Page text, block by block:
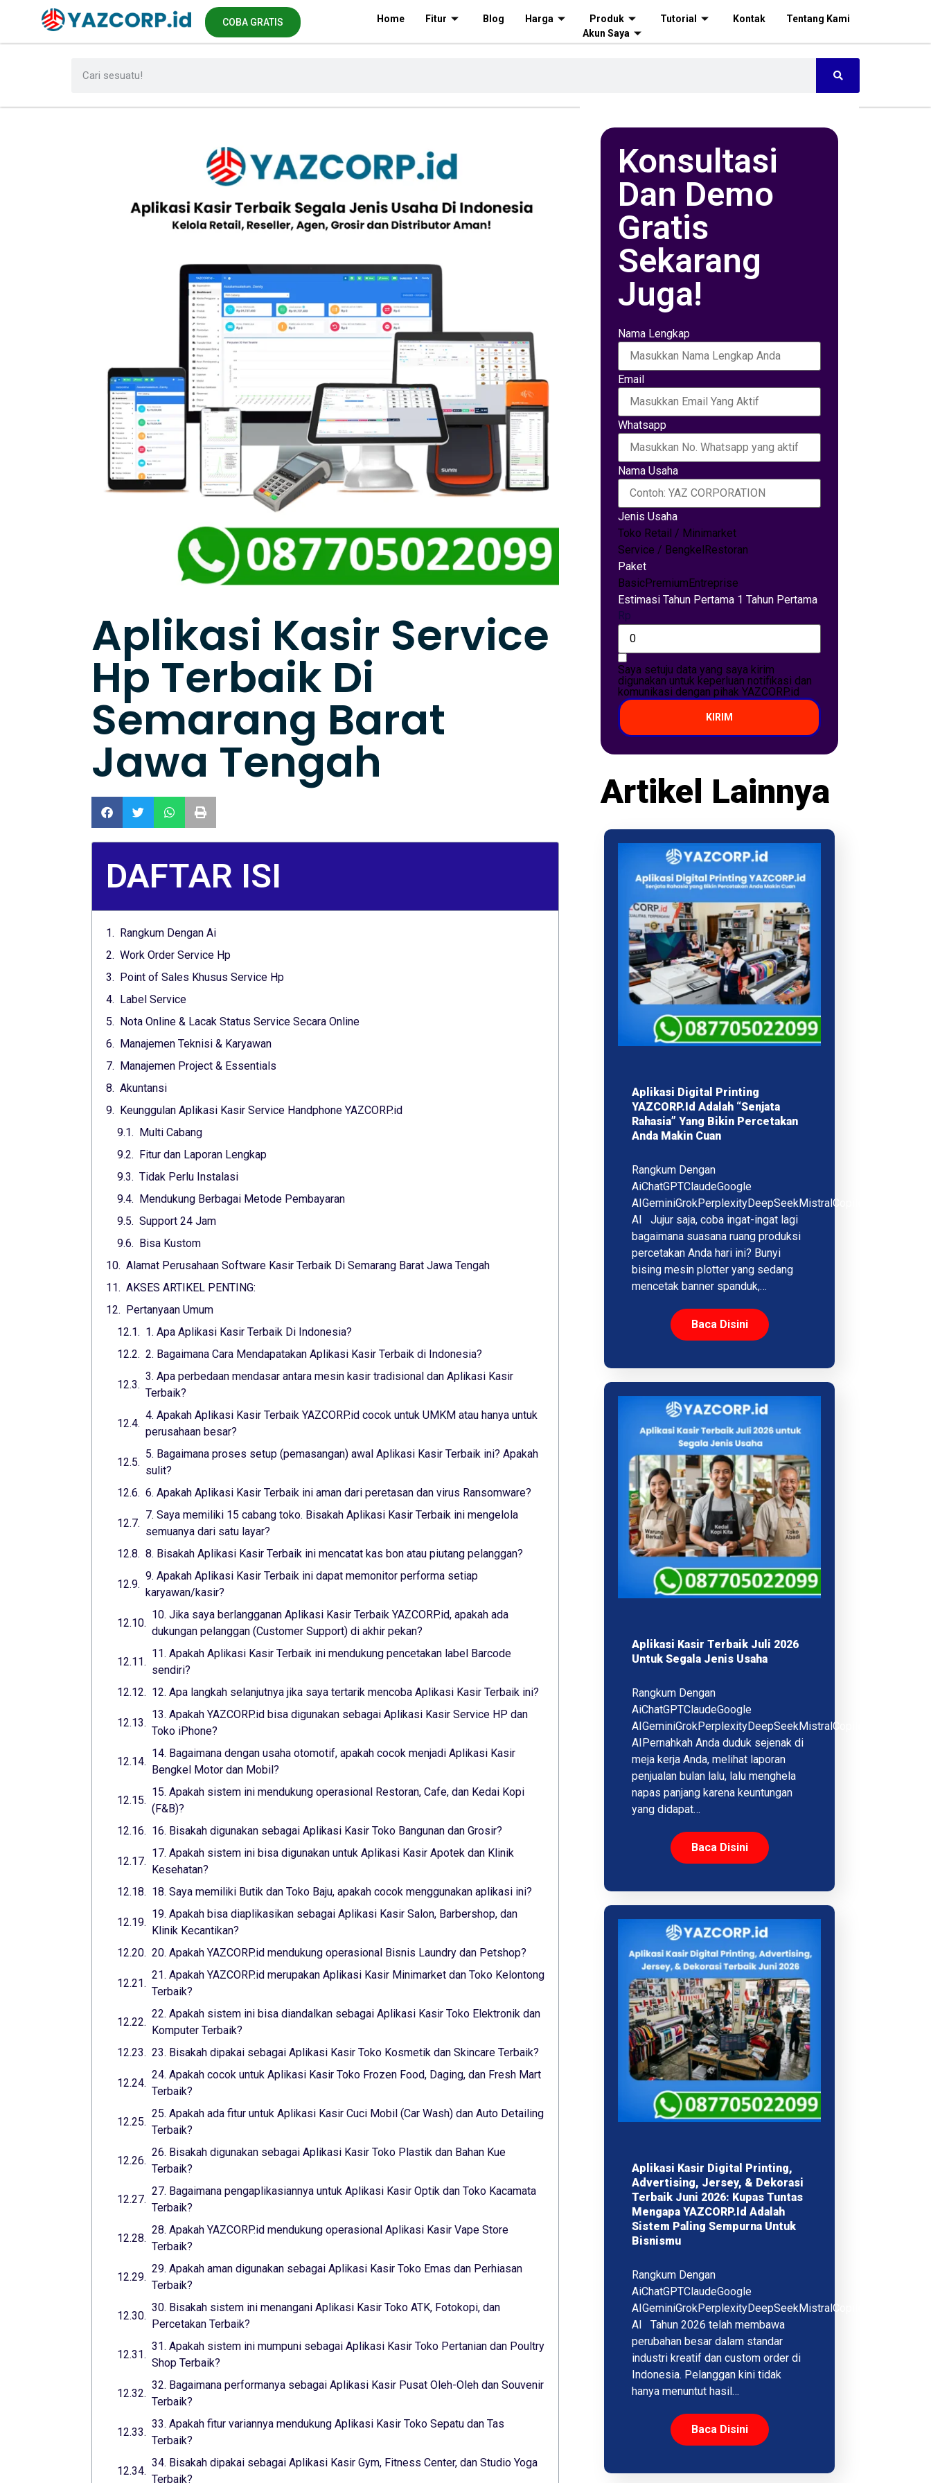
COBA GRATIS Home Fitur Blog Harga Produk Tutorial Kontak
Tentang Kami
Akun Saya
Aplikasi Kasir Service
Hp Terbaik Di
Semarang Barat
Jawa Tengah
DAFTAR ISI
Rangkum Dengan Ai
Work Order Service Hp
Point of Sales Khusus Service Hp
Label Service
Nota Online & Lacak Status Service Secara Online
Manajemen Teknisi & Karyawan
Manajemen Project & Essentials
Akuntansi
Keunggulan Aplikasi Kasir Service Handphone YAZCORP.id
Multi Cabang
Fitur dan Laporan Lengkap
Tidak Perlu Instalasi
Mendukung Berbagai Metode Pembayaran
Support 24 Jam
Bisa Kustom
Alamat Perusahaan Software Kasir Terbaik Di Semarang Barat Jawa Tengah
AKSES ARTIKEL PENTING:
Pertanyaan Umum
1. Apa Aplikasi Kasir Terbaik Di Indonesia?
2. Bagaimana Cara Mendapatakan Aplikasi Kasir Terbaik di Indonesia?
3. Apa perbedaan mendasar antara mesin kasir tradisional dan Aplikasi Kasir
Terbaik?
4. Apakah Aplikasi Kasir Terbaik YAZCORP.id cocok untuk UMKM atau hanya untuk
perusahaan besar?
5. Bagaimana proses setup (pemasangan) awal Aplikasi Kasir Terbaik ini? Apakah
sulit?
6. Apakah Aplikasi Kasir Terbaik ini aman dari peretasan dan virus Ransomware?
7. Saya memiliki 15 cabang toko. Bisakah Aplikasi Kasir Terbaik ini mengelola
semuanya dari satu layar?
8. Bisakah Aplikasi Kasir Terbaik ini mencatat kas bon atau piutang pelanggan?
9. Apakah Aplikasi Kasir Terbaik ini dapat memonitor performa setiap
karyawan/kasir?
10. Jika saya berlangganan Aplikasi Kasir Terbaik YAZCORP.id, apakah ada
dukungan pelanggan (Customer Support) di akhir pekan?
11. Apakah Aplikasi Kasir Terbaik ini mendukung pencetakan label Barcode
sendiri?
12. Apa langkah selanjutnya jika saya tertarik mencoba Aplikasi Kasir Terbaik ini?
13. Apakah YAZCORP.id bisa digunakan sebagai Aplikasi Kasir Service HP dan
Toko iPhone?
14. Bagaimana dengan usaha otomotif, apakah cocok menjadi Aplikasi Kasir
Bengkel Motor dan Mobil?
15. Apakah sistem ini mendukung operasional Restoran, Cafe, dan Kedai Kopi
(F&B)?
16. Bisakah digunakan sebagai Aplikasi Kasir Toko Bangunan dan Grosir?
17. Apakah sistem ini bisa digunakan untuk Aplikasi Kasir Apotek dan Klinik
Kesehatan?
18. Saya memiliki Butik dan Toko Baju, apakah cocok menggunakan aplikasi ini?
19. Apakah bisa diaplikasikan sebagai Aplikasi Kasir Salon, Barbershop, dan
Klinik Kecantikan?
20. Apakah YAZCORP.id mendukung operasional Bisnis Laundry dan Petshop?
21. Apakah YAZCORP.id merupakan Aplikasi Kasir Minimarket dan Toko Kelontong
Terbaik?
22. Apakah sistem ini bisa diandalkan sebagai Aplikasi Kasir Toko Elektronik dan
Komputer Terbaik?
23. Bisakah dipakai sebagai Aplikasi Kasir Toko Kosmetik dan Skincare Terbaik?
24. Apakah cocok untuk Aplikasi Kasir Toko Frozen Food, Daging, dan Fresh Mart
Terbaik?
25. Apakah ada fitur untuk Aplikasi Kasir Cuci Mobil (Car Wash) dan Auto Detailing
Terbaik?
26. Bisakah digunakan sebagai Aplikasi Kasir Toko Plastik dan Bahan Kue
Terbaik?
27. Bagaimana pengaplikasiannya untuk Aplikasi Kasir Optik dan Toko Kacamata
Terbaik?
28. Apakah YAZCORP.id mendukung operasional Aplikasi Kasir Vape Store
Terbaik?
29. Apakah aman digunakan sebagai Aplikasi Kasir Toko Emas dan Perhiasan
Terbaik?
30. Bisakah sistem ini menangani Aplikasi Kasir Toko ATK, Fotokopi, dan
Percetakan Terbaik?
31. Apakah sistem ini mumpuni sebagai Aplikasi Kasir Toko Pertanian dan Poultry
Shop Terbaik?
32. Bagaimana performanya sebagai Aplikasi Kasir Pusat Oleh-Oleh dan Souvenir
Terbaik?
33. Apakah fitur variannya mendukung Aplikasi Kasir Toko Sepatu dan Tas
Terbaik?
34. Bisakah dipakai sebagai Aplikasi Kasir Gym, Fitness Center, dan Studio Yoga
Terbaik?
Konsultasi
Dan Demo
Gratis
Sekarang
Juga!
Nama Lengkap
Email
Whatsapp
Nama Usaha
Jenis Usaha
Toko Retail / Minimarket
Service / BengkelRestoran
Paket
BasicPremiumEntreprise
Estimasi Tahun Pertama 1 Tahun Pertama
Rp
Saya setuju data yang saya kirim
digunakan untuk keperluan notifikasi dan
komunikasi dengan pihak YAZCORP.id
KIRIM
Artikel Lainnya
Aplikasi Digital Printing
YAZCORP.id Adalah “Senjata
Rahasia” Yang Bikin Percetakan
Anda Makin Cuan
Rangkum Dengan
AiChatGPTClaudeGoogle
AIGeminiGrokPerplexityDeepSeekMistralCopilotQwenMeta
AI Jujur saja, coba ingat-ingat lagi
bagaimana suasana ruang produksi
percetakan Anda hari ini? Bunyi
bising mesin plotter yang sedang
mencetak banner spanduk,…
Baca Disini
Aplikasi Kasir Terbaik Juli 2026
Untuk Segala Jenis Usaha
Rangkum Dengan
AiChatGPTClaudeGoogle
AIGeminiGrokPerplexityDeepSeekMistralCopilotQwenMeta
AIPernahkah Anda duduk sejenak di
meja kerja Anda, melihat laporan
penjualan bulan lalu, lalu menghela
napas panjang karena keuntungan
yang didapat…
Baca Disini
Aplikasi Kasir Digital Printing,
Advertising, Jersey, & Dekorasi
Terbaik Juni 2026: Kupas Tuntas
Mengapa YAZCORP.id Adalah
Sistem Paling Sempurna Untuk
Bisnismu
Rangkum Dengan
AiChatGPTClaudeGoogle
AIGeminiGrokPerplexityDeepSeekMistralCopilotQwenMeta
AI Tahun 2026 telah membawa
perubahan besar dalam standar
industri kreatif dan custom order di
Indonesia. Pelanggan kini tidak
hanya menuntut hasil…
Baca Disini